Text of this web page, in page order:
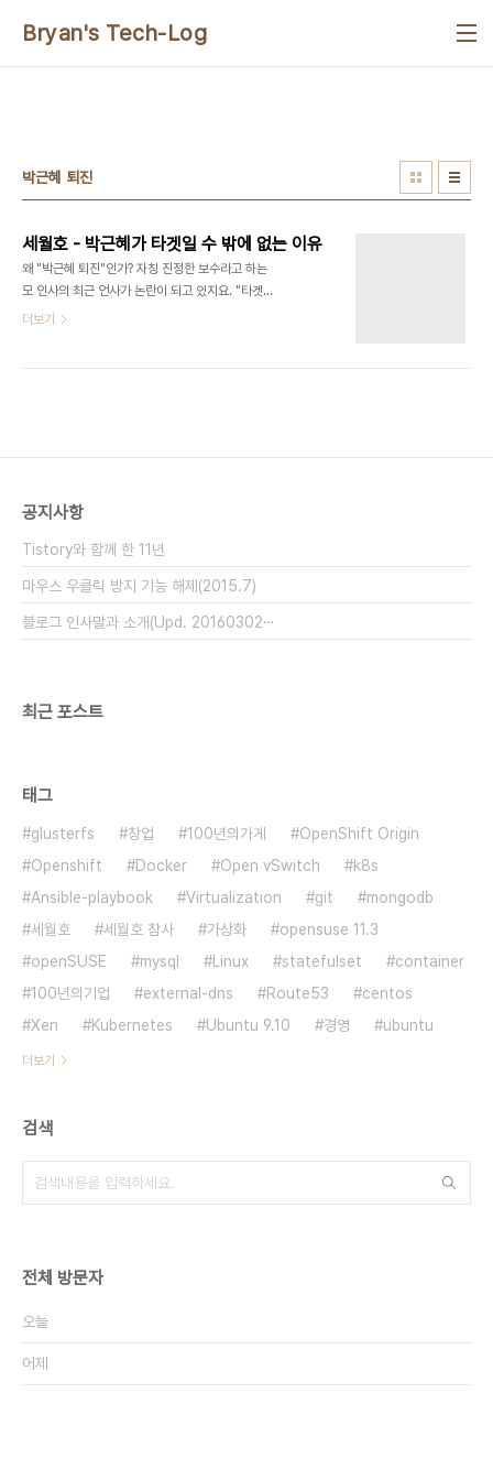
Bryan's Tech-Log
박근혜 퇴진
세월호 - 박근혜가 타겟일 수 밖에 없는 이유
왜 "박근혜 퇴진"인가? 자칭 진정한 보수라고 하는
모 인사의 최근 언사가 논란이 되고 있지요. "타겟이
박근혜여서는 안된다. 사건을 핵심을 보라" 라는 내
재 정권의 해악과, 우리 민초가 겪었던 시민의 억울한
모든 생각의 꼭지점에 박근혜라는 무능한 지도자..
더보기
공지사항
Tistory와 함께 한 11년
마우스 우클릭 방지 기능 해제(2015.7)
블로그 인사말과 소개(Upd. 20160302⋯
최근 포스트
태그
glusterfs 창업 100년의가게
OpenShift Origin
Openshift
Docker Open vSwitch
k8s
Ansible-playbook
Virtualization git
mongodb
세월호
세월호 참사 가상화
opensuse 11.3
openSUSE
mysql Linux statefulset
container
100년의기업
external-dns Route53
centos
Xen
Kubernetes Ubuntu 9.10 경영 ubuntu
더보기
검색
전체 방문자
오늘
어제